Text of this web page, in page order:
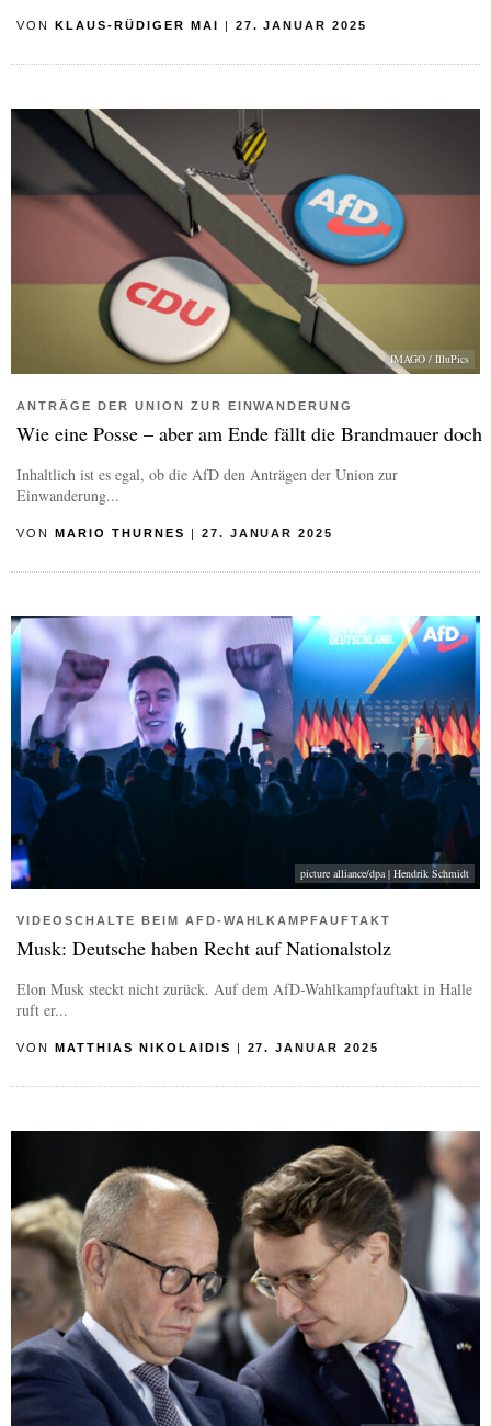
VON KLAUS-RÜDIGER MAI 27. JANUAR 2025
IMAGO / IlluPics
ANTRÄGE DER UNION ZUR EINWANDERUNG
Wie eine Posse – aber am Ende fällt die Brandmauer doch
Inhaltlich ist es egal, ob die AfD den Anträgen der Union zur
Einwanderung...
VON MARIO THURNES | 27. JANUAR 2025
picture alliance/dpa | Hendrik Schmidt
VIDEOSCHALTE BEIM AFD-WAHLKAMPFAUFTAKT
Musk: Deutsche haben Recht auf Nationalstolz
Elon Musk steckt nicht zurück. Auf dem AfD-Wahlkampfauftakt in Halle
ruft er...
VON MATTHIAS NIKOLAIDIS 27. JANUAR 2025